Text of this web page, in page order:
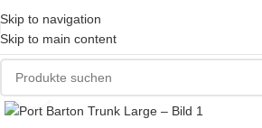
Skip to navigation
Skip to main content